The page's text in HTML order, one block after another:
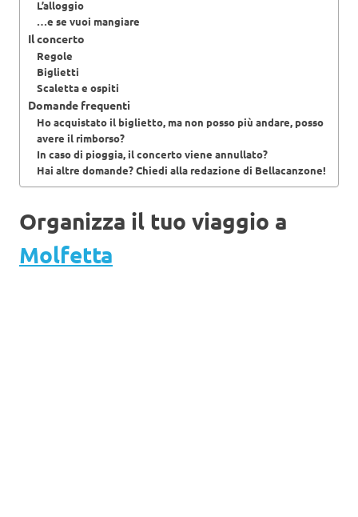
L’alloggio
…e se vuoi mangiare
Il concerto
Regole
Biglietti
Scaletta e ospiti
Domande frequenti
Ho acquistato il biglietto, ma non posso più andare, posso
avere il rimborso?
In caso di pioggia, il concerto viene annullato?
Hai altre domande? Chiedi alla redazione di Bellacanzone!
Organizza il tuo viaggio a
Molfetta